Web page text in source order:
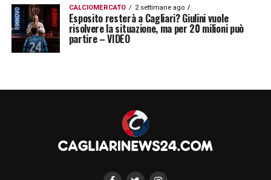
CALCIOMERCATO 2 settimane ago
Esposito resterà a Cagliari? Giulini vuole
risolvere la situazione, ma per 20 milioni può
partire – VIDEO